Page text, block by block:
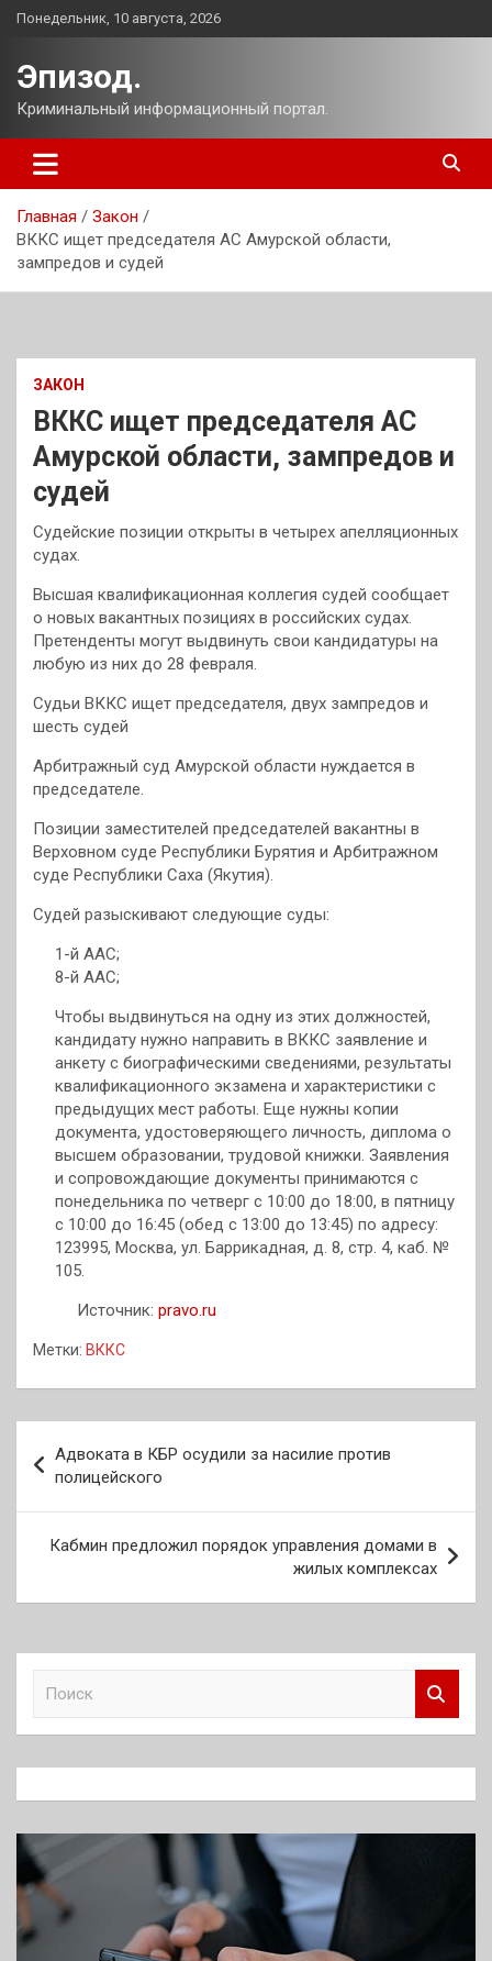
Перейти
Понедельник, 10 августа, 2026
Эпизод.
Криминальный информационный портал.
Главная
Закон
ВККС ищет председателя АС Амурской области,
зампредов и судей
ЗАКОН
ВККС ищет председателя АС
Амурской области, зампредов и
судей
Судейские позиции открыты в четырех апелляционных
судах.
Высшая квалификационная коллегия судей сообщает
о новых вакантных позициях в российских судах.
Претенденты могут выдвинуть свои кандидатуры на
любую из них до 28 февраля.
Судьи ВККС ищет председателя, двух зампредов и
шесть судей
Арбитражный суд Амурской области нуждается в
председателе.
Позиции заместителей председателей вакантны в
Верховном суде Республики Бурятия и Арбитражном
суде Республики Саха (Якутия).
Судей разыскивают следующие суды:
1-й ААС;
8-й ААС;
Чтобы выдвинуться на одну из этих должностей,
кандидату нужно направить в ВККС заявление и
анкету с биографическими сведениями, результаты
квалификационного экзамена и характеристики с
предыдущих мест работы. Еще нужны копии
документа, удостоверяющего личность, диплома о
высшем образовании, трудовой книжки. Заявления
и сопровождающие документы принимаются с
понедельника по четверг с 10:00 до 18:00, в пятницу
с 10:00 до 16:45 (обед с 13:00 до 13:45) по адресу:
123995, Москва, ул. Баррикадная, д. 8, стр. 4, каб. №
105.
Источник: pravo.ru
Метки: ВККС
по
записям
Адвоката в КБР осудили за насилие против
полицейского
Кабмин предложил порядок управления домами в
жилых комплексах
к